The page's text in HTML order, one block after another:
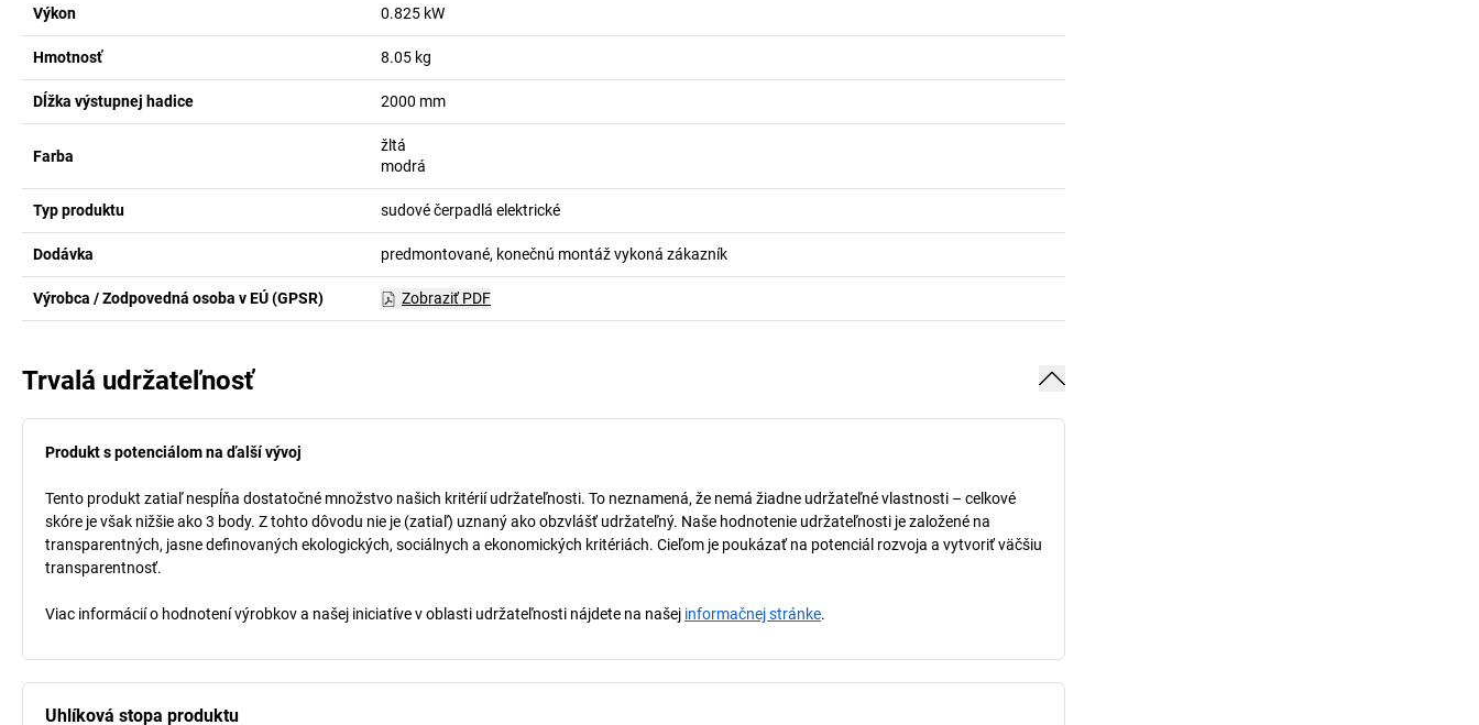
Výkon 0.825 kW
Hmotnosť 8.05 kg
Dĺžka výstupnej hadice 2000 mm
Farba
žltá
modrá
Typ produktu sudové čerpadlá elektrické
Dodávka predmontované, konečnú montáž vykoná zákazník
Výrobca / Zodpovedná osoba v EÚ (GPSR) Zobraziť PDF
Trvalá udržateľnosť
Produkt s potenciálom na ďalší vývoj
Tento produkt zatiaľ nespĺňa dostatočné množstvo našich kritérií udržateľnosti. To neznamená, že nemá žiadne udržateľné vlastnosti – celkové
skóre je však nižšie ako 3 body. Z tohto dôvodu nie je (zatiaľ) uznaný ako obzvlášť udržateľný. Naše hodnotenie udržateľnosti je založené na
transparentných, jasne definovaných ekologických, sociálnych a ekonomických kritériách. Cieľom je poukázať na potenciál rozvoja a vytvoriť väčšiu
transparentnosť.
Viac informácií o hodnotení výrobkov a našej iniciatíve v oblasti udržateľnosti nájdete na našej informačnej stránke.
Uhlíková stopa produktu